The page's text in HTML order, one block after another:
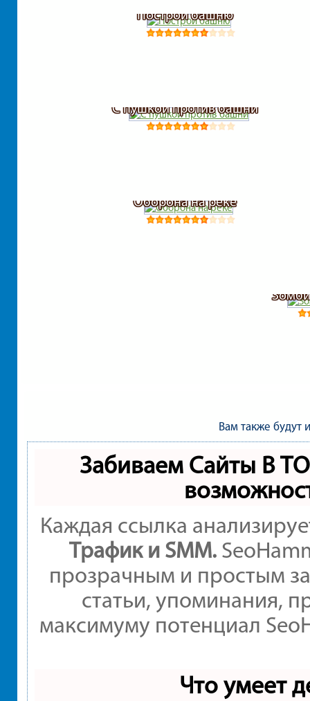
Построй башню
С пушкой против башни
Оборона на реке
Вам также будут
Забиваем Сайты В
Каждая ссылка
Трафик и SMM.
прозрачным и простым
статьи, упоминания,
максимуму потенциал
Что умеет